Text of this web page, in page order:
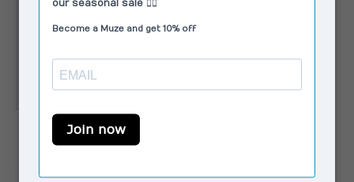
VAGABOND SHOEMAKERS
Ines Sandals Java